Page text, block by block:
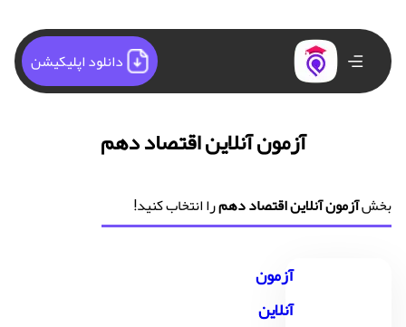
دانلود اپلیکیشن
آزمون آنلاین اقتصاد دهم
بخشآزمون آنلاین اقتصاد دهمرا انتخاب کنید!
آزمون
آنلاین